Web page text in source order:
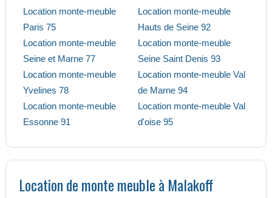
Location monte-meuble
Paris 75
Location monte-meuble
Seine et Marne 77
Location monte-meuble
Yvelines 78
Location monte-meuble
Essonne 91
Location monte-meuble
Hauts de Seine 92
Location monte-meuble
Seine Saint Denis 93
Location monte-meuble Val
de Marne 94
Location monte-meuble Val
d'oise 95
Location de monte meuble à Malakoff